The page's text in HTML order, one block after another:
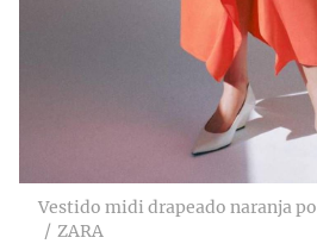
Vestido midi drapeado naranja
ZARA